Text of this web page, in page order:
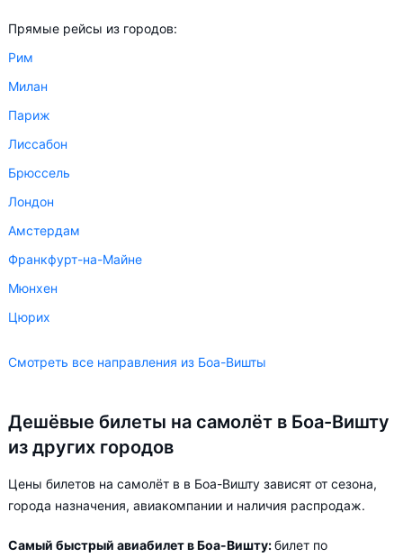
Прямые рейсы из городов:
Рим
Милан
Париж
Лиссабон
Брюссель
Лондон
Амстердам
Франкфурт-на-Майне
Мюнхен
Цюрих
Смотреть все направления из Боа-Вишты
Дешёвые билеты на самолёт в Боа-Вишту
из других городов
Цены билетов на самолёт в в Боа-Вишту зависят от сезона,
города назначения, авиакомпании и наличия распродаж.
Самый быстрый авиабилет в Боа-Вишту:билет по